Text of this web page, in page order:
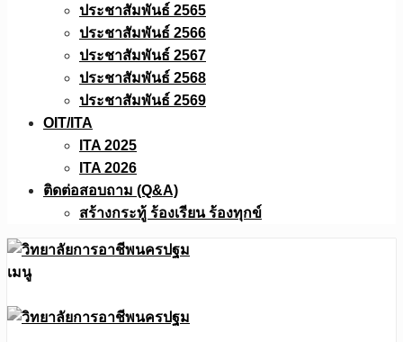
ประชาสัมพันธ์ 2565
ประชาสัมพันธ์ 2566
ประชาสัมพันธ์ 2567
ประชาสัมพันธ์ 2568
ประชาสัมพันธ์ 2569
OIT/ITA
ITA 2025
ITA 2026
ติดต่อสอบถาม (Q&A)
สร้างกระทู้ ร้องเรียน ร้องทุกข์
เมนู